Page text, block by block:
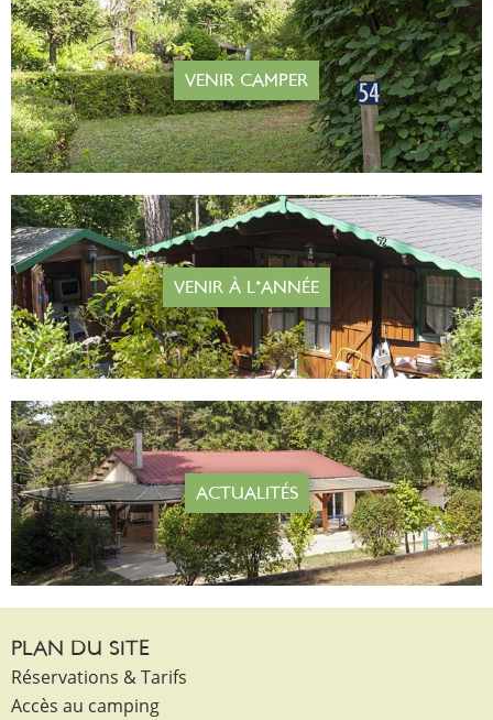
VENIR CAMPER
VENIR À L'ANNÉE
ACTUALITÉS
PLAN DU SITE
Réservations & Tarifs
Accès au camping